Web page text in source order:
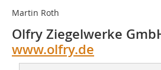
Martin Roth
Olfry Ziegelwerke
www.olfry.de